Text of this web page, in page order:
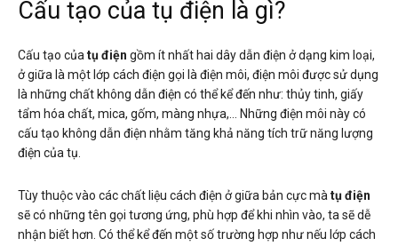
Cấu tạo của tụ điện là gì?
Cấu tạo củatụ điện gồm ít nhất hai dây dẫn điện ở dạng kim loại,
ở giữa là một lớp cách điện gọi là điện môi, điện môi được sử dụng
là những chất không dẫn điện có thể kể đến như: thủy tinh, giấy
tẩm hóa chất, mica, gốm, màng nhựa,… Những điện môi này có
cấu tạo không dẫn điện nhằm tăng khả năng tích trữ năng lượng
điện của tụ.
Tùy thuộc vào các chất liệu cách điện ở giữa bản cực màtụ điện
sẽ có những tên gọi tương ứng, phù hợp để khi nhìn vào, ta sẽ dễ
nhận biết hơn. Có thể kể đến một số trường hợp như nếu lớp cách